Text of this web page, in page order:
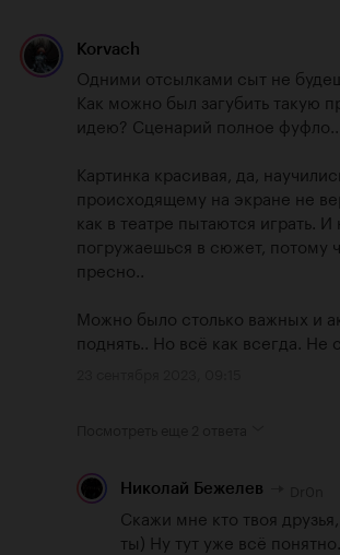
Korvach
Одними отсылками сыт не
Как можно был загубить такую
идею? Сценарий полное
Картинка красивая, да,
происходящему на экране не
как в театре пытаются играть. И
погружаешься в сюжет, потому
пресно..
Можно было столько важных и
поднять.. Но всё как всегда. Не
Николай Бежелев
Скажи мне кто твоя
ты) Ну тут уже всё понятно.